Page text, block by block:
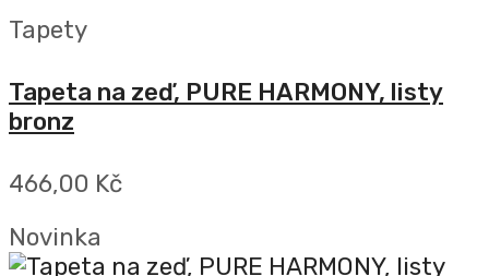
Tapety
Tapeta na zeď, PURE HARMONY, listy
bronz
466,00 Kč
Novinka